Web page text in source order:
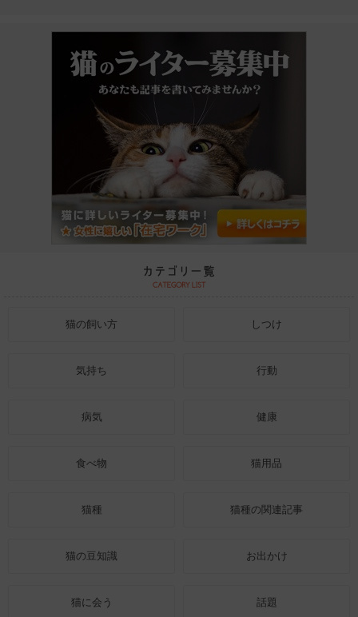
猫の飼い方 しつけ
気持ち 行動
病気 健康
食べ物 猫用品
猫種 猫種の関連記事
猫の豆知識 お出かけ
猫に会う 話題